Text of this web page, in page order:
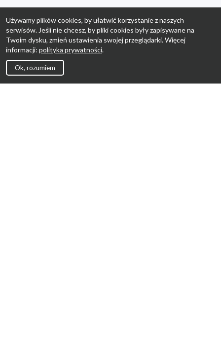
Używamy plików cookies, by ułatwić korzystanie z naszych
serwisów. Jeśli nie chcesz, by pliki cookies były zapisywane na
Twoim dysku, zmień ustawienia swojej przeglądarki. Więcej
informacji: polityka prywatności.
Ok, rozumiem